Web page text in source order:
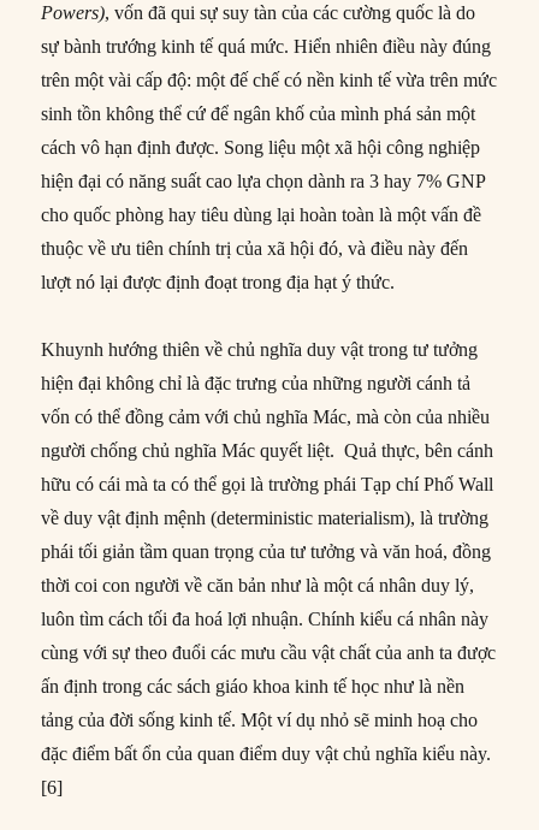
Powers), vốn đã qui sự suy tàn của các cường quốc là do
sự bành trướng kinh tế quá mức. Hiển nhiên điều này đúng
trên một vài cấp độ: một đế chế có nền kinh tế vừa trên mức
sinh tồn không thể cứ để ngân khố của mình phá sản một
cách vô hạn định được. Song liệu một xã hội công nghiệp
hiện đại có năng suất cao lựa chọn dành ra 3 hay 7% GNP
cho quốc phòng hay tiêu dùng lại hoàn toàn là một vấn đề
thuộc về ưu tiên chính trị của xã hội đó, và điều này đến
lượt nó lại được định đoạt trong địa hạt ý thức.
Khuynh hướng thiên về chủ nghĩa duy vật trong tư tưởng
hiện đại không chỉ là đặc trưng của những người cánh tả
vốn có thể đồng cảm với chủ nghĩa Mác, mà còn của nhiều
người chống chủ nghĩa Mác quyết liệt. Quả thực, bên cánh
hữu có cái mà ta có thể gọi là trường phái Tạp chí Phố Wall
về duy vật định mệnh (deterministic materialism), là trường
phái tối giản tầm quan trọng của tư tưởng và văn hoá, đồng
thời coi con người về căn bản như là một cá nhân duy lý,
luôn tìm cách tối đa hoá lợi nhuận. Chính kiểu cá nhân này
cùng với sự theo đuổi các mưu cầu vật chất của anh ta được
ấn định trong các sách giáo khoa kinh tế học như là nền
tảng của đời sống kinh tế. Một ví dụ nhỏ sẽ minh hoạ cho
đặc điểm bất ổn của quan điểm duy vật chủ nghĩa kiểu này.
[6]